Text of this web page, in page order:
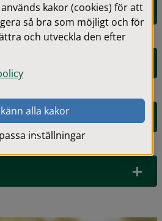
kakor (cookies) för att
så bra som möjligt och för
och utveckla den efter
alla kakor
inställningar